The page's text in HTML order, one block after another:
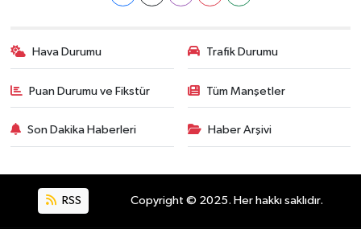
Hava Durumu Trafik Durumu
Puan Durumu ve Fikstür Tüm Manşetler
Son Dakika Haberleri Haber Arşivi
RSS Copyright © 2025. Her hakkı saklıdır.